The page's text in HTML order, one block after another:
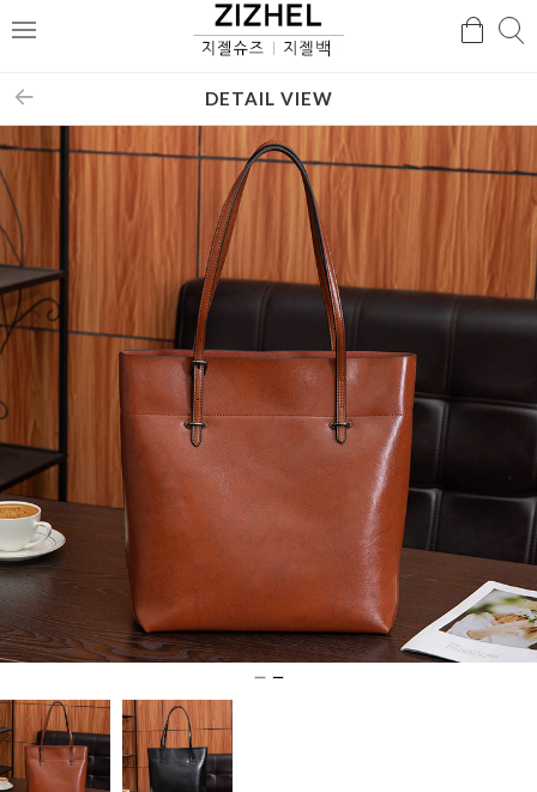
메
검
DETAIL VIEW